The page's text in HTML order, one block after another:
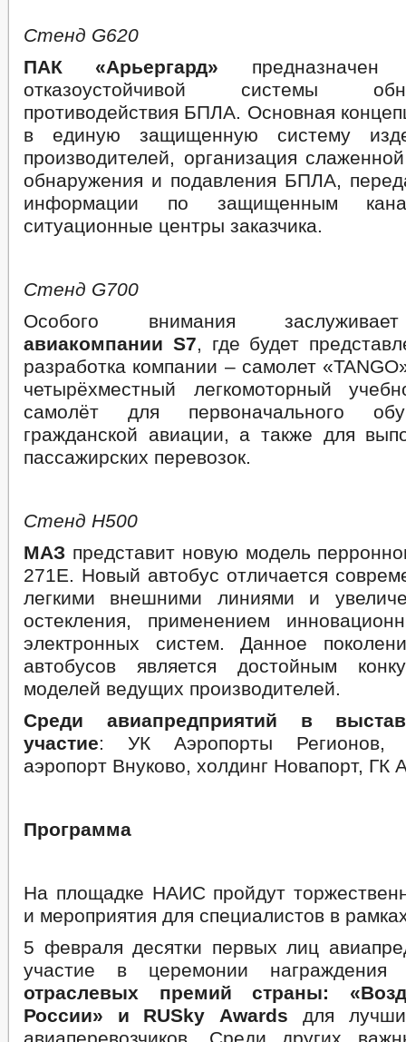
Стенд G620
ПАК «Арьергард» предназначен
отказоустойчивой системы
противодействия БПЛА. Основная
в единую защищенную систему
производителей, организация
обнаружения и подавления БПЛА,
информации по защищенным
ситуационные центры заказчика.
Стенд G700
Особого внимания
авиакомпании S7, где будет
разработка компании – самолет
четырёхместный легкомоторный
самолёт для первоначального
гражданской авиации, а также для
пассажирских перевозок.
Стенд Н500
МАЗ представит новую модель
271Е. Новый автобус отличается
легкими внешними линиями и
остекления, применением
электронных систем. Данное
автобусов является достойным
моделей ведущих производителей.
Среди авиапредприятий в
участие: УК Аэропорты Регионов,
аэропорт Внуково, холдинг Новапорт, ГК
Программа
На площадке НАИС пройдут
и мероприятия для специалистов в
5 февраля десятки первых лиц
участие в церемонии награждения
отраслевых премий страны:
России» и RUSky Awards для